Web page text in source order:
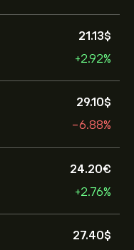
21.13‎$‎
+2.92%
29.10‎$‎
-6.88%
24.20‎€‎
+2.76%
27.40‎$‎